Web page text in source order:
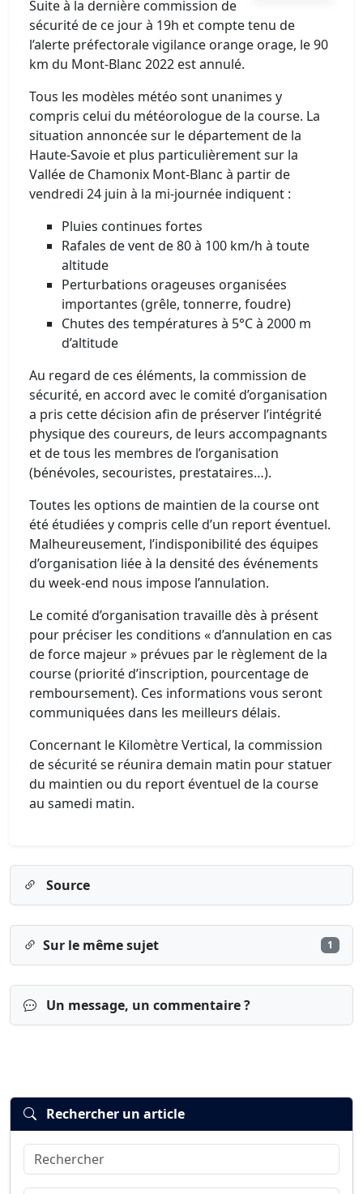
Suite à la dernière commission de
sécurité de ce jour à 19h et compte tenu de
l’alerte préfectorale vigilance orange orage, le 90
km du Mont-Blanc 2022 est annulé.
Tous les modèles météo sont unanimes y
compris celui du météorologue de la course. La
situation annoncée sur le département de la
Haute-Savoie et plus particulièrement sur la
Vallée de Chamonix Mont-Blanc à partir de
vendredi 24 juin à la mi-journée indiquent :
Pluies continues fortes
Rafales de vent de 80 à 100 km/h à toute
altitude
Perturbations orageuses organisées
importantes (grêle, tonnerre, foudre)
Chutes des températures à 5°C à 2000 m
d’altitude
Au regard de ces éléments, la commission de
sécurité, en accord avec le comité d’organisation
a pris cette décision afin de préserver l’intégrité
physique des coureurs, de leurs accompagnants
et de tous les membres de l’organisation
(bénévoles, secouristes, prestataires…).
Toutes les options de maintien de la course ont
été étudiées y compris celle d’un report éventuel.
Malheureusement, l’indisponibilité des équipes
d’organisation liée à la densité des événements
du week-end nous impose l’annulation.
Le comité d’organisation travaille dès à présent
pour préciser les conditions « d’annulation en cas
de force majeur » prévues par le règlement de la
course (priorité d’inscription, pourcentage de
remboursement). Ces informations vous seront
communiquées dans les meilleurs délais.
Concernant le Kilomètre Vertical, la commission
de sécurité se réunira demain matin pour statuer
du maintien ou du report éventuel de la course
au samedi matin.
Source
Sur le même sujet 1
Un message, un commentaire ?
Connexion
Rechercher un article
Rechercher